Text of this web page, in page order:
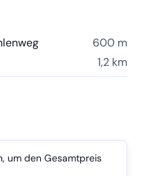
600 m
1,2 km
um den Gesamtpreis